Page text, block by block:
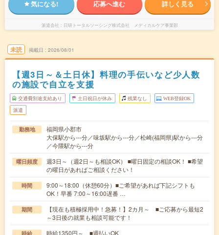
気になる! 応募へ進む 詳しく見る
派遣会社 日研トータルソーシング株式会社 メディカルケア事業部
未読 掲載日 2026/08/01
【週3日～＆土日休】料理の手伝いなど少人数
の施設で自立を支援
交通費別途支給あり 土日祝日が休み 残業なし WEB登録OK
派遣
勤務地
福岡県小郡市
大保駅から---分／味坂駅から---分／松崎(福岡県)駅から---分
／今隈駅から---分
曜日頻度
週3日～（週2日～も相談OK） ■曜日固定の相談OK！ ■希望
の曜日があればご相談ください！
時間
9:00～18:00（休憩60分）■ご希望があれば下記シフトも
OK！早番 7:00～16:00遅番 …
期間
【現在も積極採用中！急募！】2カ月～ ■ご応募から最短2
～3日後の就業も相談可能です！
時給 時給1350円～ ■週払いOK